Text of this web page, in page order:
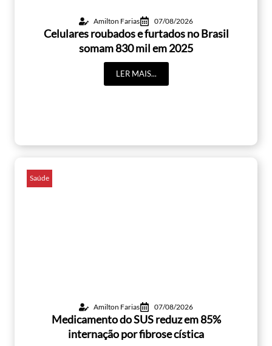
Amilton Farias 07/08/2026
Celulares roubados e furtados no Brasil
somam 830 mil em 2025
LER MAIS...
Saúde
Amilton Farias 07/08/2026
Medicamento do SUS reduz em 85%
internação por fibrose cística